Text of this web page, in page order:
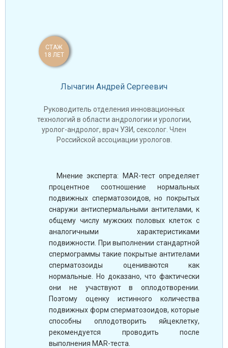
СТАЖ
18 ЛЕТ
Лычагин Андрей Сергеевич
Руководитель отделения инновационных
технологий в области андрологии и урологии,
уролог-андролог, врач УЗИ, сексолог. Член
Российской ассоциации урологов.
Мнение эксперта: MAR-тест определяет
процентное соотношение нормальных
подвижных сперматозоидов, но покрытых
снаружи антиспермальными антителами, к
общему числу мужских половых клеток с
аналогичными характеристиками
подвижности. При выполнении стандартной
спермограммы такие покрытые антителами
сперматозоиды оцениваются как
нормальные. Но доказано, что фактически
они не участвуют в оплодотворении.
Поэтому оценку истинного количества
подвижных форм сперматозоидов, которые
способны оплодотворить яйцеклетку,
рекомендуется проводить после
выполнения MAR-теста.